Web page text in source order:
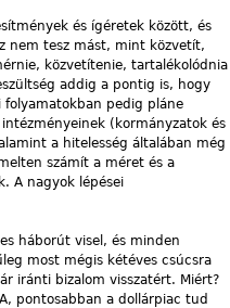
és ígéretek között, és
nem tesz mást, mint közvetít,
közvetítenie, tartalékolódnia
addig a pontig is, hogy
folyamatokban pedig pláne
(kormányzatok és
a hitelesség általában még
számít a méret és a
A nagyok lépései
háborút visel, és minden
most mégis kétéves csúcsra
iránti bizalom visszatért. Miért?
pontosabban a dollárpiac tud